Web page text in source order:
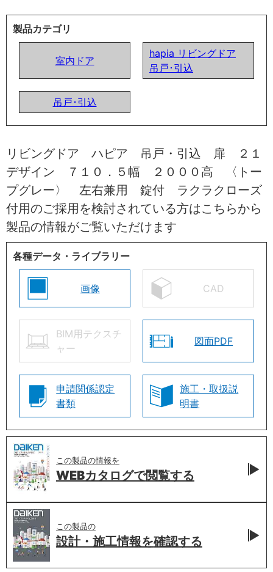
製品カテゴリ
室内ドア
hapia リビングドア
吊戸･引込
吊戸･引込
リビングドア ハピア 吊戸・引込 扉 ２１
デザイン ７１０．５幅 ２０００高 〈トー
プグレー〉 左右兼用 錠付 ラクラクローズ
付用のご採用を検討されている方はこちらから
製品の情報がご覧いただけます
各種データ・ライブラリー
画像 CAD
BIM用テクスチ
ャー
図面PDF
申請関係認定
書類
施工・取扱説
明書
この製品の情報を
WEBカタログで閲覧する
この製品の
設計・施工情報を確認する